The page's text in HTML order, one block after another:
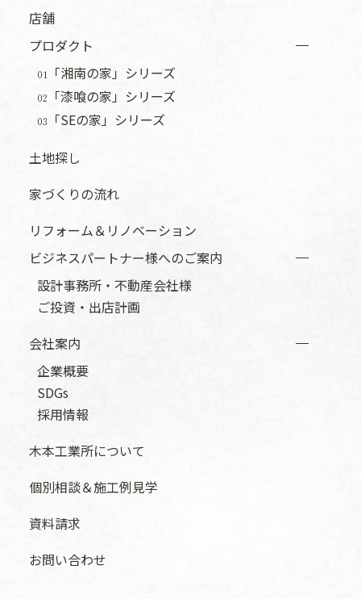
店舗
プロダクト
01「湘南の家」シリーズ
02 「漆喰の家」シリーズ
03
「SEの家」シリーズ
土地探し
家づくりの流れ
リフォーム＆リノベーション
ビジネスパートナー様へのご案内
設計事務所・不動産会社様
ご投資・出店計画
会社案内
企業概要
SDGs
採用情報
木本工業所について
個別相談＆施工例見学
資料請求
お問い合わせ